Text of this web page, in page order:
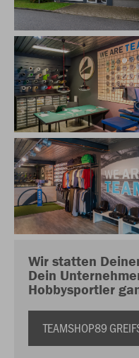
Wir statten
Dein
Hobbysportler
TEAMSHOP89